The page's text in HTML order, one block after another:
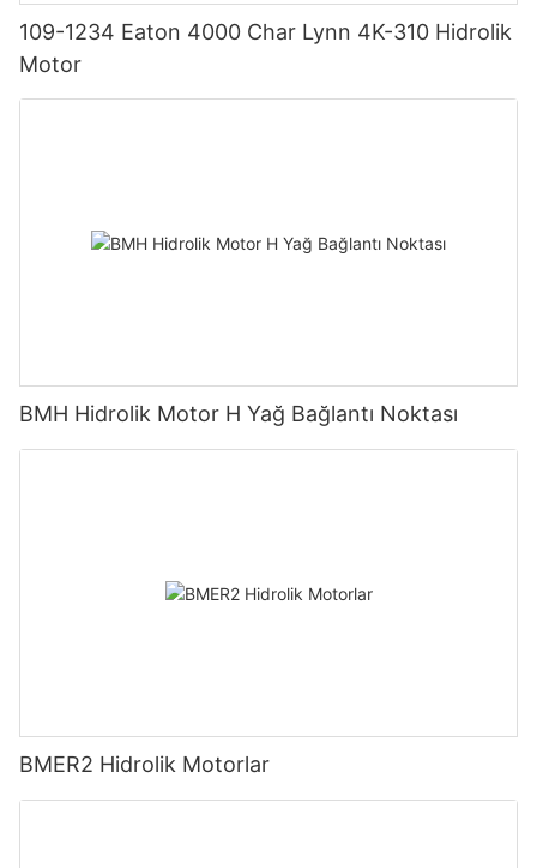
109-1234 Eaton 4000 Char Lynn 4K-310 Hidrolik
Motor
BMH Hidrolik Motor H Yağ Bağlantı Noktası
BMER2 Hidrolik Motorlar